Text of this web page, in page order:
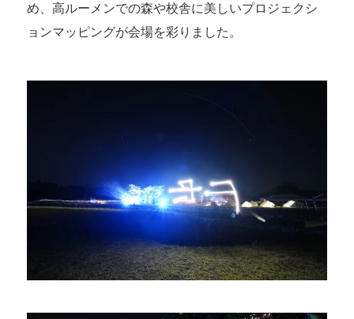
め、高ルーメンでの森や校舎に美しいプロジェクシ
ョンマッピングが会場を彩りました。